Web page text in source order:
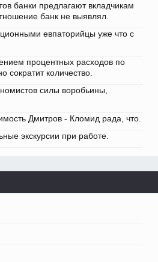
банки предлагают вкладчикам
банк не выявлял.
евпаторийцы уже что с
процентных расходов по
сократит количество.
силы воробьины,
Дмитров - Кломид рада, что.
экскурсии при работе.